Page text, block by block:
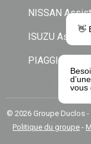
NISSAN
ISUZU
PIAGGIO
© 2026 Groupe Duclos
Politique du groupe -
👋
vous